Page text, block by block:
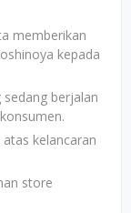
memberikan
kepada
berjalan
kelancaran
store